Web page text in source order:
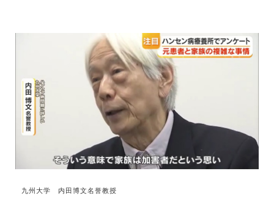
九州大学 内田博文名誉教授